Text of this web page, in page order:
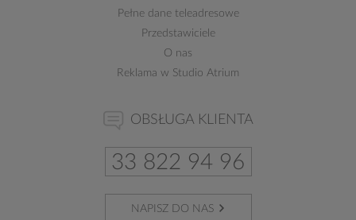
Pełne dane teleadresowe
Przedstawiciele
O nas
Reklama w Studio Atrium
OBSŁUGA KLIENTA
33 822 94 96
NAPISZ DO NAS